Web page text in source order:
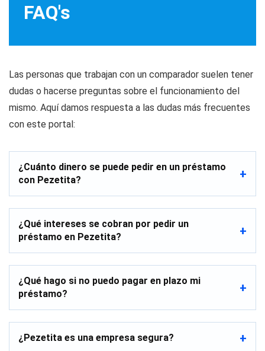
FAQ's
Las personas que trabajan con un comparador suelen tener
dudas o hacerse preguntas sobre el funcionamiento del
mismo. Aquí damos respuesta a las dudas más frecuentes
con este portal:
¿Cuánto dinero se puede pedir en un préstamo
con Pezetita?
¿Qué intereses se cobran por pedir un
préstamo en Pezetita?
¿Qué hago si no puedo pagar en plazo mi
préstamo?
¿Pezetita es una empresa segura?